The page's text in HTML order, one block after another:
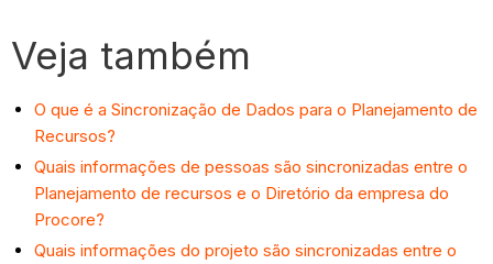
Veja também
O que é a Sincronização de Dados para o Planejamento de
Recursos?
Quais informações de pessoas são sincronizadas entre o
Planejamento de recursos e o Diretório da empresa do
Procore?
Quais informações do projeto são sincronizadas entre o